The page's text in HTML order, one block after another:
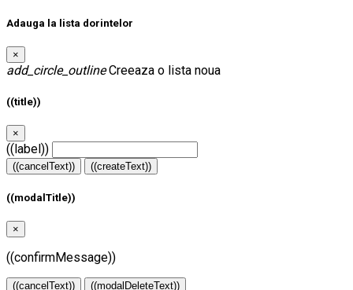
Adauga la lista dorintelor
×
add_circle_outlineCreeaza o lista noua
((title))
×
((label))
((cancelText)) ((createText))
((modalTitle))
×
((confirmMessage))
((cancelText)) ((modalDeleteText))